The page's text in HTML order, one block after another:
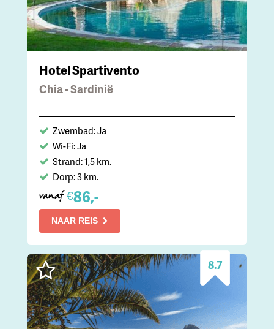
Hotel Spartivento
Chia - Sardinië
Zwembad: Ja
Wi-Fi: Ja
Strand: 1,5 km.
Dorp: 3 km.
vanaf €86,-
NAAR REIS
8.7